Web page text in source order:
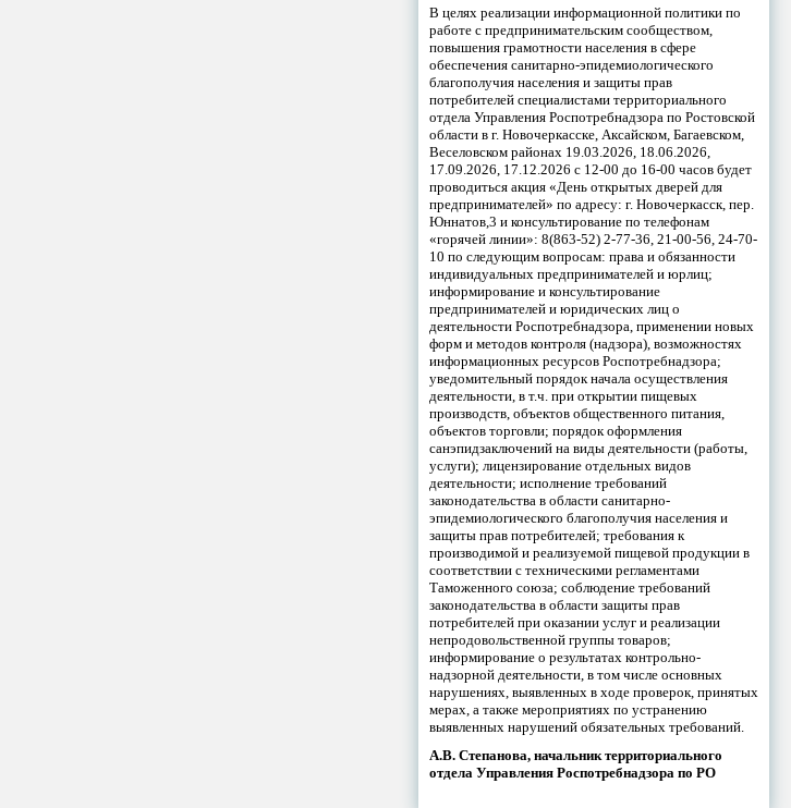
В целях реализации информационной политики по
работе с предпринимательским сообществом,
повышения грамотности населения в сфере
обеспечения санитарно-эпидемиологического
благополучия населения и защиты прав
потребителей специалистами территориального
отдела Управления Роспотребнадзора по Ростовской
области в г. Новочеркасске, Аксайском, Багаевском,
Веселовском районах 19.03.2026, 18.06.2026,
17.09.2026, 17.12.2026 с 12-00 до 16-00 часов будет
проводиться акция «День открытых дверей для
предпринимателей» по адресу: г. Новочеркасск, пер.
Юннатов,3 и консультирование по телефонам
«горячей линии»: 8(863-52) 2-77-36, 21-00-56, 24-70-
10 по следующим вопросам: права и обязанности
индивидуальных предпринимателей и юрлиц;
информирование и консультирование
предпринимателей и юридических лиц о
деятельности Роспотребнадзора, применении новых
форм и методов контроля (надзора), возможностях
информационных ресурсов Роспотребнадзора;
уведомительный порядок начала осуществления
деятельности, в т.ч. при открытии пищевых
производств, объектов общественного питания,
объектов торговли; порядок оформления
санэпидзаключений на виды деятельности (работы,
услуги); лицензирование отдельных видов
деятельности; исполнение требований
законодательства в области санитарно-
эпидемиологического благополучия населения и
защиты прав потребителей; требования к
производимой и реализуемой пищевой продукции в
соответствии с техническими регламентами
Таможенного союза; соблюдение требований
законодательства в области защиты прав
потребителей при оказании услуг и реализации
непродовольственной группы товаров;
информирование о результатах контрольно-
надзорной деятельности, в том числе основных
нарушениях, выявленных в ходе проверок, принятых
мерах, а также мероприятиях по устранению
выявленных нарушений обязательных требований.
А.В. Степанова, начальник территориального
отдела Управления Роспотребнадзора по РО